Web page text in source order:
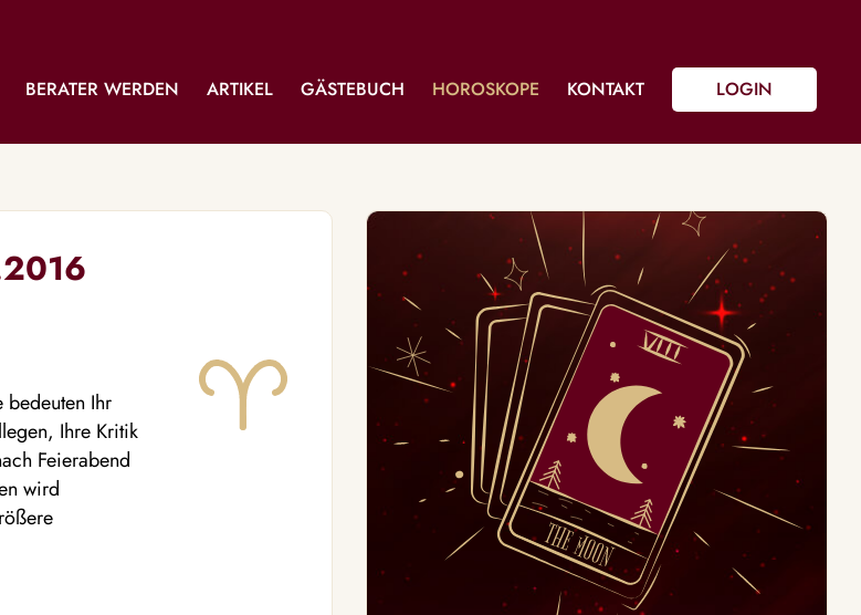
BERATER WERDEN ARTIKEL GÄSTEBUCH HOROSKOPE KONTAKT LOGIN
bedeuten Ihr
Ihre Kritik
Feierabend
wird